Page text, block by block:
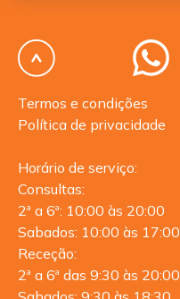
Termos e condições
Política de privacidade
Horário de serviço:
Consultas:
2ª a 6ª: 10:00 às 20:00
Sabados: 10:00 às 17:00
Receção:
2ª a 6ª das 9:30 às 20:00